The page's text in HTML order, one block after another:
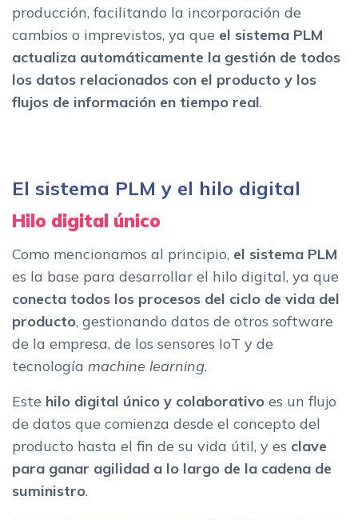
producción, facilitando la incorporación de
cambios o imprevistos, ya que el sistema PLM
actualiza automáticamente la gestión de todos
los datos relacionados con el producto y los
flujos de información en tiempo real.
El sistema PLM y el hilo digital
Hilo digital único
Como mencionamos al principio, el sistema PLM
es la base para desarrollar el hilo digital, ya que
conecta todos los procesos del ciclo de vida del
producto, gestionando datos de otros software
de la empresa, de los sensores IoT y de
tecnología machine learning.
Este hilo digital único y colaborativo es un flujo
de datos que comienza desde el concepto del
producto hasta el fin de su vida útil, y es clave
para ganar agilidad a lo largo de la cadena de
suministro.